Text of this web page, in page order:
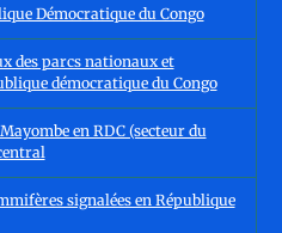
Démocratique du Congo
des parcs nationaux et
démocratique du Congo
en RDC (secteur du
signalées en République